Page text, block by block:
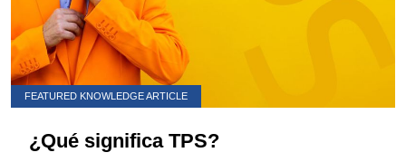
FEATURED KNOWLEDGE ARTICLE
¿Qué significa TPS?